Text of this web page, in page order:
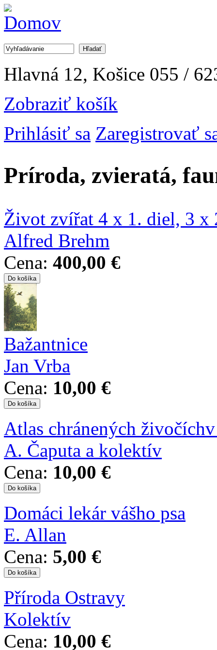
Jump to Navigation
Vyhľadávanie
Hlavná 12, Košice 055 /
Zobraziť košík
Prihlásiť sa Zaregistrovať
Príroda, zvieratá,
Život zvířat 4 x 1. diel, 3 x
Alfred Brehm
Cena: 400,00 €
Bažantnice
Jan Vrba
Cena: 10,00 €
Atlas chránených
A. Čaputa a kolektív
Cena: 10,00 €
Domáci lekár vášho psa
E. Allan
Cena: 5,00 €
Příroda Ostravy
Kolektív
Cena: 10,00 €